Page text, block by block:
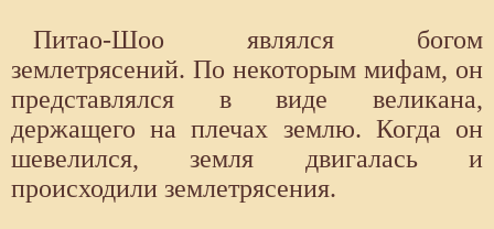
Питао-Шоо являлся богом
землетрясений. По некоторым мифам, он
представлялся в виде великана,
держащего на плечах землю. Когда он
шевелился, земля двигалась и
происходили землетрясения.